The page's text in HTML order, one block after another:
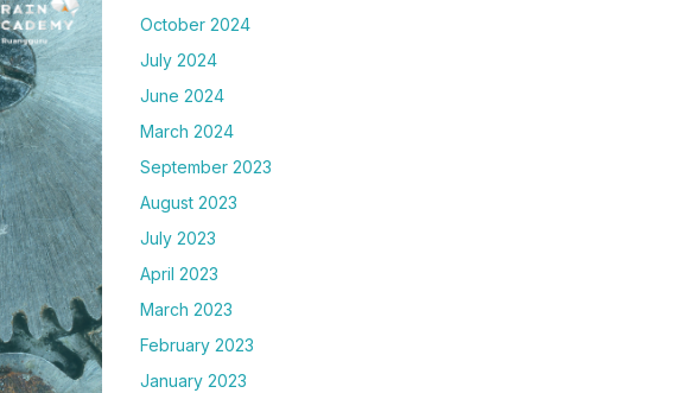
October 2024
July 2024
June 2024
March 2024
September 2023
August 2023
July 2023
April 2023
March 2023
February 2023
January 2023